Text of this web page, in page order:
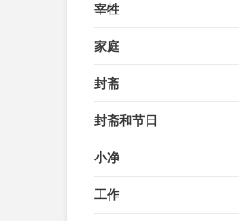
宰牲
家庭
封斋
封斋和节日
小净
工作